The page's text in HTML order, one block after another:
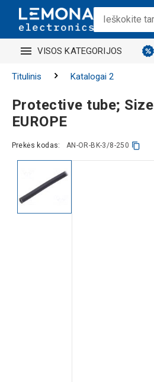
VISOS KATEGORIJOS
Titulinis Katalogai 2
Protective tube;
EUROPE
Prekės kodas: AN-OR-BK-3/8-250